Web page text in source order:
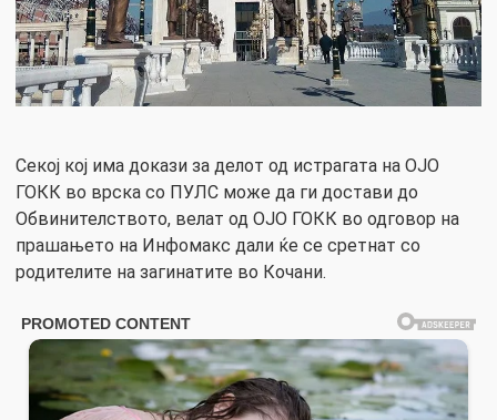
Секој кој има докази за делот од истрагата на ОЈО
ГОКК во врска со ПУЛС може да ги достави до
Обвинителството, велат од ОЈО ГОКК во одговор на
прашањето на Инфомакс дали ќе се сретнат со
родителите на загинатите во Кочани.